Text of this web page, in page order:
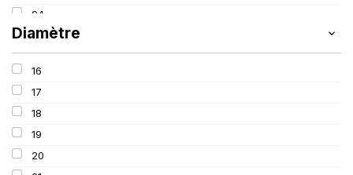
94
95
96
97
98
99
100
101
Diamètre
16
17
18
19
20